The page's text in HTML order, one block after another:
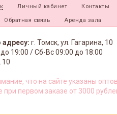
Личный кабинет Контакты
Обратная связь Аренда зала
г. Томск, ул. Гагарина, 10
19:00 /Сб-Вс 09:00 до 18:00
10
что на сайте указаны
первом заказе от 3000